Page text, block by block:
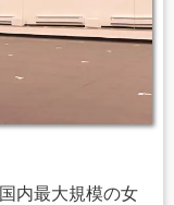
内最大規模の女